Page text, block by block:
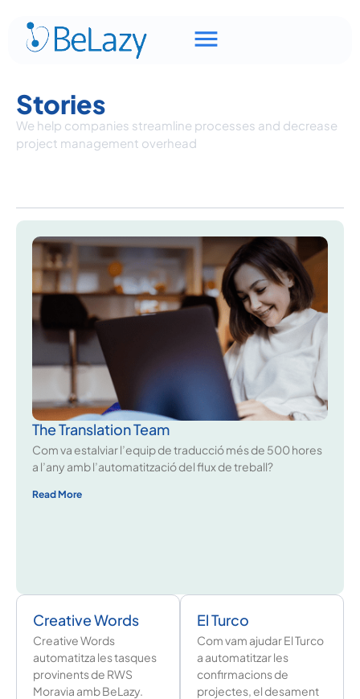
Stories
We help companies streamline processes and decrease
project management overhead
The Translation Team
Com va estalviar l’equip de traducció més de 500 hores
a l’any amb l’automatització del flux de treball?
Read More
Creative Words
Creative Words
automatitza les tasques
provinents de RWS
Moravia amb BeLazy.
El Turco
Com vam ajudar El Turco
a automatitzar les
confirmacions de
projectes, el desament